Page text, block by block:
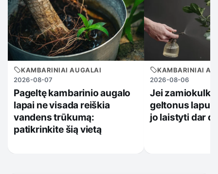
KAMBARINIAI AUGALAI
2026-08-07
Pageltę kambarinio augalo
lapai ne visada reiškia
vandens trūkumą:
patikrinkite šią vietą
KAMBARINIAI
2026-08-06
Jei
geltonus
jo laistyti dar